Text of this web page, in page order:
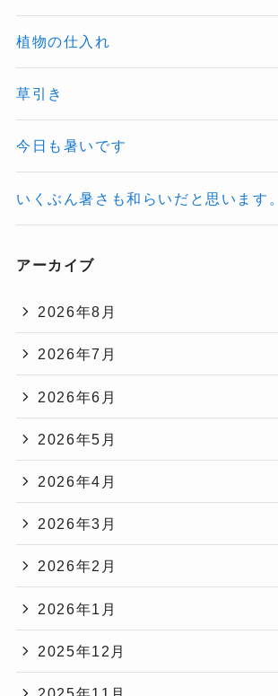
植物の仕入れ
草引き
今日も暑いです
いくぶん暑さも和らいだと思います。
アーカイブ
2026年8月
2026年7月
2026年6月
2026年5月
2026年4月
2026年3月
2026年2月
2026年1月
2025年12月